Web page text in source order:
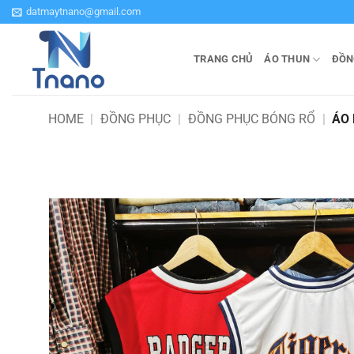
Bỏ
qua
datmaytnano@gmail.com
TRANG CHỦ ÁO THUN
HOME | ĐỒNG PHỤC | ĐỒNG PHỤC BÓNG RỔ | ÁO